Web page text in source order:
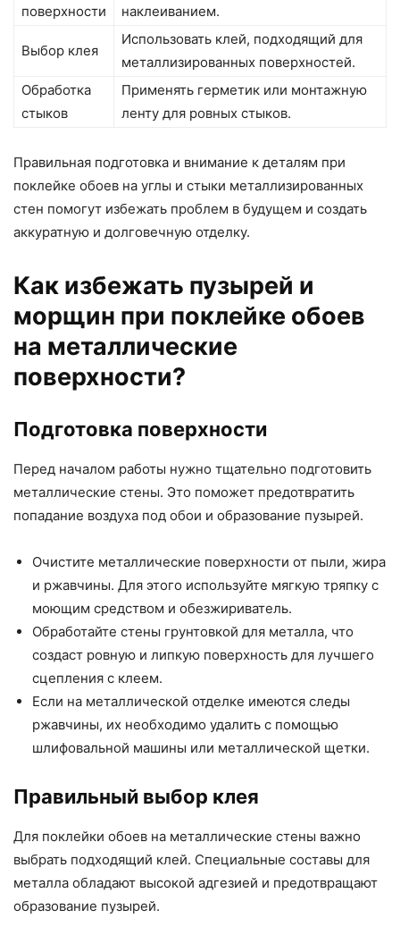
поверхности
наклеиванием.
Выбор клея
Использовать клей, подходящий для
металлизированных поверхностей.
Обработка
стыков
Применять герметик или монтажную
ленту для ровных стыков.
Правильная подготовка и внимание к деталям при
поклейке обоев на углы и стыки металлизированных
стен помогут избежать проблем в будущем и создать
аккуратную и долговечную отделку.
Как избежать пузырей и
морщин при поклейке обоев
на металлические
поверхности?
Подготовка поверхности
Перед началом работы нужно тщательно подготовить
металлические стены. Это поможет предотвратить
попадание воздуха под обои и образование пузырей.
Очистите металлические поверхности от пыли, жира
и ржавчины. Для этого используйте мягкую тряпку с
моющим средством и обезжириватель.
Обработайте стены грунтовкой для металла, что
создаст ровную и липкую поверхность для лучшего
сцепления с клеем.
Если на металлической отделке имеются следы
ржавчины, их необходимо удалить с помощью
шлифовальной машины или металлической щетки.
Правильный выбор клея
Для поклейки обоев на металлические стены важно
выбрать подходящий клей. Специальные составы для
металла обладают высокой адгезией и предотвращают
образование пузырей.